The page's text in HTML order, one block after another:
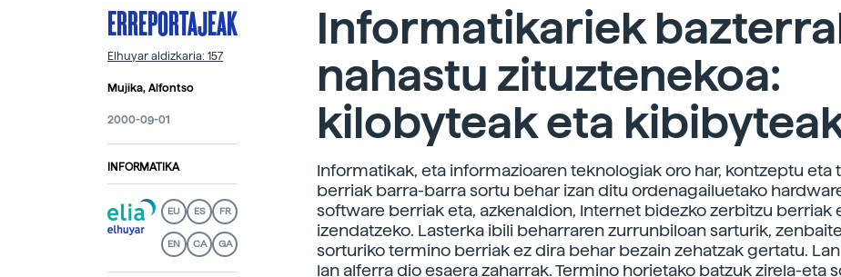
ERREPORTAJEAK
Elhuyar aldizkaria: 157
Mujika, Alfontso
2000-09-01
INFORMATIKA
EU ES FR
EN CA GA
Informatikariek
nahastu zituztenekoa:
kilobyteak eta
Informatikak, eta informazioaren teknologiak oro har, kontzeptu eta
berriak barra-barra sortu behar izan ditu ordenagailuetako
software berriak eta, azkenaldion, Internet bidezko zerbitzu berriak
izendatzeko. Lasterka ibili beharraren zurrunbiloan sarturik,
sorturiko termino berriak ez dira behar bezain zehatzak gertatu.
lan alferra dio esaera zaharrak. Termino horietako batzuk zirela-eta